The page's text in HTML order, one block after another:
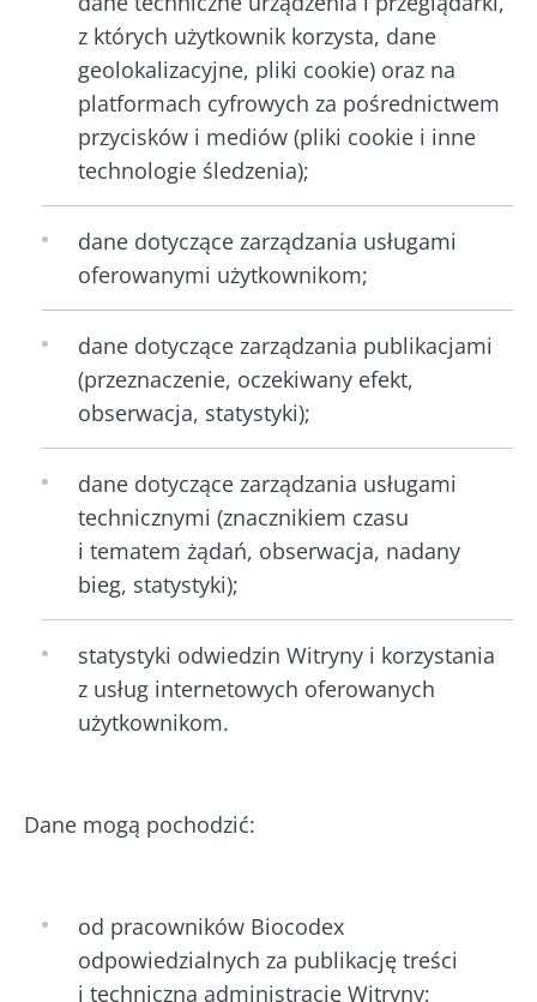
z których użytkownik korzysta, dane
geolokalizacyjne, pliki cookie) oraz na
platformach cyfrowych za pośrednictwem
przycisków i mediów (pliki cookie i inne
technologie śledzenia);
dane dotyczące zarządzania usługami
oferowanymi użytkownikom;
dane dotyczące zarządzania publikacjami
(przeznaczenie, oczekiwany efekt,
obserwacja, statystyki);
dane dotyczące zarządzania usługami
technicznymi (znacznikiem czasu
i tematem żądań, obserwacja, nadany
bieg, statystyki);
statystyki odwiedzin Witryny i korzystania
z usług internetowych oferowanych
użytkownikom.
Dane mogą pochodzić:
od pracowników Biocodex
odpowiedzialnych za publikację treści
i techniczną administrację Witryny;
Nie odchodź tak